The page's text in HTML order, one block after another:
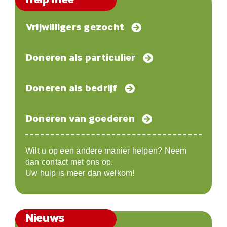
Vrijwilligers gezocht
Doneren als particulier
Doneren als bedrijf
Doneren van goederen
Wilt u op een andere manier helpen? Neem
dan contact met ons op.
Uw hulp is meer dan welkom!
Nieuws